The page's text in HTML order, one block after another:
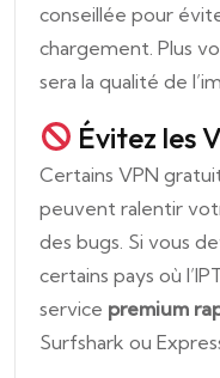
conseillée pour
chargement. Plus
sera la qualité de
Évitez les
Certains VPN
peuvent ralentir
des bugs. Si vous
certains pays où
service premium
Surfshark ou